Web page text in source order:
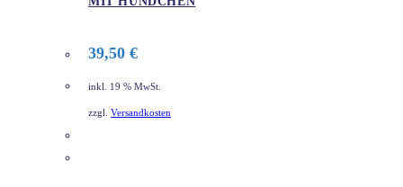
39,50 €
inkl. 19 % MwSt.
zzgl. Versandkosten